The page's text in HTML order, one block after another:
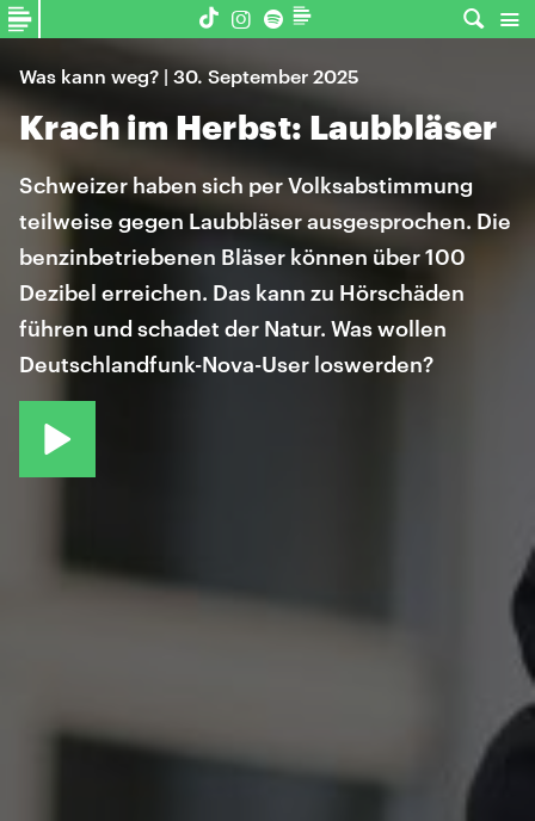
Was kann weg? | 30. September 2025
Krach im Herbst: Laubbläser
Schweizer haben sich per Volksabstimmung
teilweise gegen Laubbläser ausgesprochen. Die
benzinbetriebenen Bläser können über 100
Dezibel erreichen. Das kann zu Hörschäden
führen und schadet der Natur. Was wollen
Deutschlandfunk-Nova-User loswerden?